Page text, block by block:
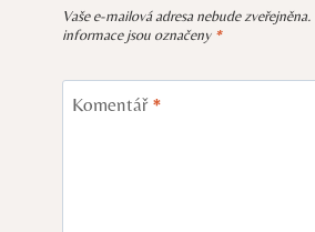
Vaše e-mailová adresa nebude zveřejněna.
informace jsou označeny *
Komentář *